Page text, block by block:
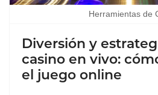
Herramientas de
Diversión y
casino en vivo:
el juego online